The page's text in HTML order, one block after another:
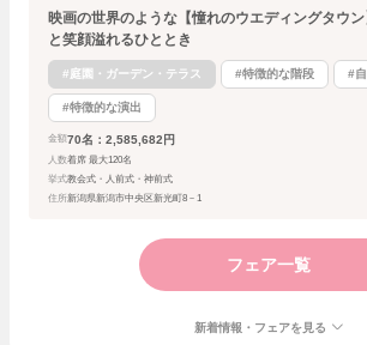
映画の世界のような【憧れのウエディングタウ
と笑顔溢れるひととき
#庭園・ガーデン・テラス #特徴的な階段 #
#特徴的な演出
金額 70名：2,585,682円
人数着席 最大120名
挙式教会式・人前式・神前式
住所新潟県新潟市中央区新光町8－1
フェア一覧
新着情報・フェアを見る